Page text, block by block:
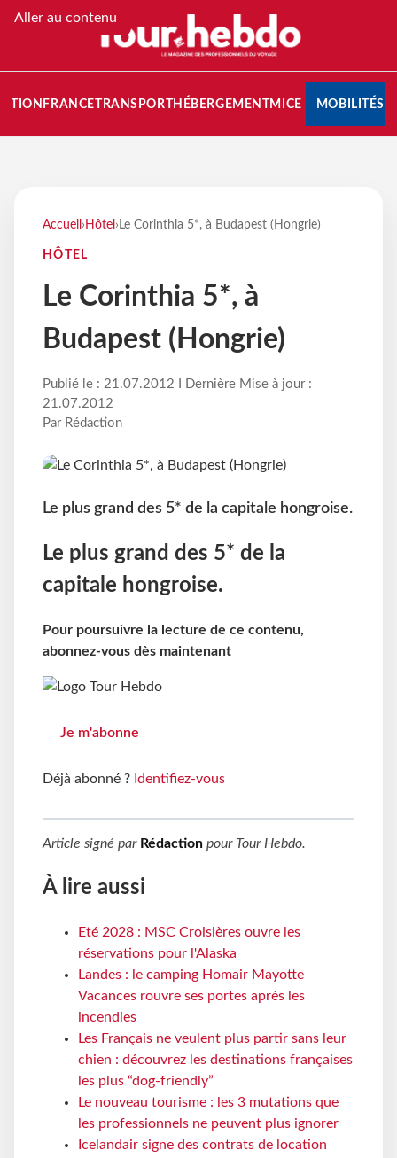
Aller au contenu
FRANCETRANSPORT HÉBERGEMENTMICE MOBILITÉS
Accueil › Hôtel › Le Corinthia 5*, à Budapest (Hongrie)
HÔTEL
Le Corinthia 5*, à
Budapest (Hongrie)
Publié le : 21.07.2012 I Dernière Mise à jour :
21.07.2012
Par Rédaction
Le plus grand des 5* de la capitale hongroise.
Le plus grand des 5* de la
capitale hongroise.
Pour poursuivre la lecture de ce contenu,
abonnez-vous dès maintenant
Je m'abonne
Déjà abonné ? Identifiez-vous
Article signé par Rédaction pour Tour Hebdo.
À lire aussi
Eté 2028 : MSC Croisières ouvre les
réservations pour l'Alaska
Landes : le camping Homair Mayotte
Vacances rouvre ses portes après les
incendies
Les Français ne veulent plus partir sans leur
chien : découvrez les destinations françaises
les plus “dog-friendly”
Le nouveau tourisme : les 3 mutations que
les professionnels ne peuvent plus ignorer
Icelandair signe des contrats de location